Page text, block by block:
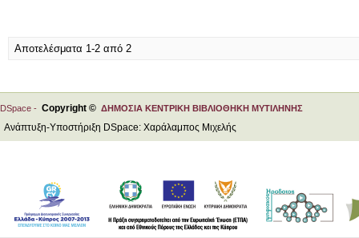
Αποτελέσματα 1-2 από 2
DSpace - Copyright © ΔΗΜΟΣΙΑ ΚΕΝΤΡΙΚΗ ΒΙΒΛΙΟΘΗΚΗ ΜΥΤΙΛΗΝΗΣ
Ανάπτυξη-Υποστήριξη DSpace: Χαράλαμπος Μιχελής